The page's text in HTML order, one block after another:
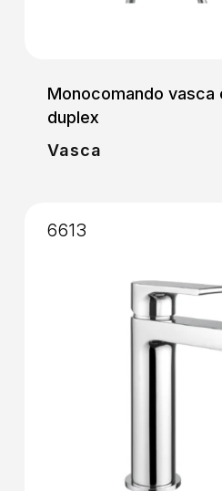
Monocomando vasca
duplex
Vasca
6613